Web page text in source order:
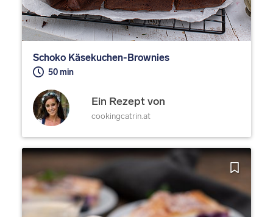
Schoko Käsekuchen-Brownies
50 min
Ein Rezept von
cookingcatrin.at